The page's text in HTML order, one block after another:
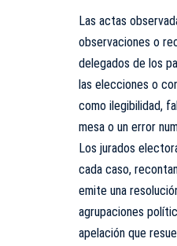
Las actas
observaciones o
delegados de los
las elecciones o
como ilegibilidad,
mesa o un error
Los jurados
cada caso,
emite una
agrupaciones
apelación que